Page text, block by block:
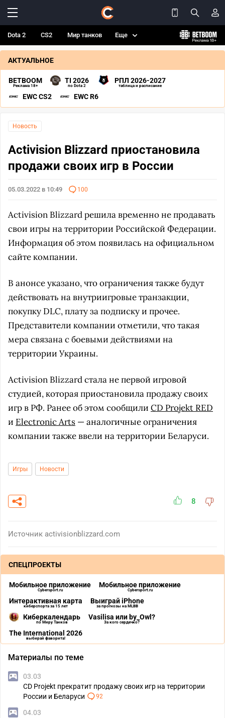
Dota 2 CS2 Мир танков Еще
АКТУАЛЬНОЕ
BETBOOM
Реклама 18+
TI 2026
по Dota 2
РПЛ 2026-2027
таблица и расписание
EWC CS2 EWC R6
Новость
Activision Blizzard приостановила
продажи своих игр в России
05.03.2022 в 10:49 100
Activision Blizzard решила временно не продавать
свои игры на территории Российской Федерации.
Информация об этом появилась на официальном
сайте компании.
В анонсе указано, что ограничения также будут
действовать на внутриигровые транзакции,
покупку DLC, плату за подписку и прочее.
Представители компании отметили, что такая
мера связана с боевыми действиями на
территории Украины.
Activision Blizzard стала не первой игровой
студией, которая приостановила продажу своих
игр в РФ. Ранее об этом сообщили CD Projekt RED
и Electronic Arts — аналогичные ограничения
компании также ввели на территории Беларуси.
Игры Новости
8
Источник activisionblizzard.com
СПЕЦПРОЕКТЫ
Мобильное приложение
Cybersport.ru
Мобильное приложение
Cybersport.ru
Интерактивная карта
киберспорта за 15 лет
Выиграй iPhone
за прогнозы на MLBB
Киберкалендарь
по Миру Танков
Vasilisa или by_Owl?
За кого сердечко?
The International 2026
выбирай фаворита!
Материалы по теме
03.03
CD Projekt прекратит продажу своих игр на территории
России и Беларуси
92
04.03